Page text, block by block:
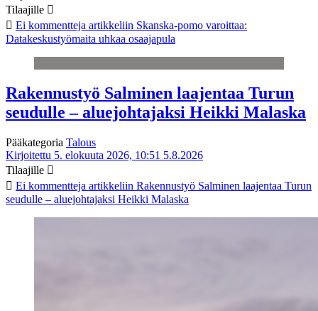
Tilaajille
Ei kommentteja artikkeliin Skanska-pomo varoittaa:
Datakeskustyömaita uhkaa osaajapula
Rakennustyö Salminen laajentaa Turun
seudulle – aluejohtajaksi Heikki Malaska
Pääkategoria Talous
Kirjoitettu 5. elokuuta 2026, 10:51 5.8.2026
Tilaajille
Ei kommentteja artikkeliin Rakennustyö Salminen laajentaa Turun
seudulle – aluejohtajaksi Heikki Malaska